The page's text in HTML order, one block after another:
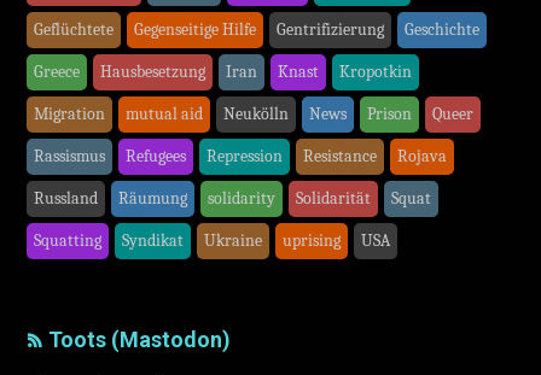
Geflüchtete Gegenseitige Hilfe Gentrifizierung Geschichte
Greece Hausbesetzung Iran Knast Kropotkin
Migration mutual aid Neukölln News Prison Queer
Rassismus Refugees Repression Resistance Rojava
Russland Räumung solidarity Solidarität Squat
Squatting Syndikat Ukraine uprising USA
Toots (Mastodon)